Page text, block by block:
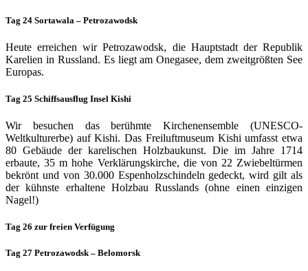
Tag 24 Sortawala – Petrozawodsk
Heute erreichen wir Petrozawodsk, die Hauptstadt der Republik
Karelien in Russland. Es liegt am Onegasee, dem zweitgrößten See
Europas.
Tag 25 Schiffsausflug Insel Kishi
Wir besuchen das berühmte Kirchenensemble (UNESCO-
Weltkulturerbe) auf Kishi. Das Freiluftmuseum Kishi umfasst etwa
80 Gebäude der karelischen Holzbaukunst. Die im Jahre 1714
erbaute, 35 m hohe Verklärungskirche, die von 22 Zwiebeltürmen
bekrönt und von 30.000 Espenholzschindeln gedeckt, wird gilt als
der kühnste erhaltene Holzbau Russlands (ohne einen einzigen
Nagel!)
Tag 26 zur freien Verfügung
Tag 27 Petrozawodsk – Belomorsk